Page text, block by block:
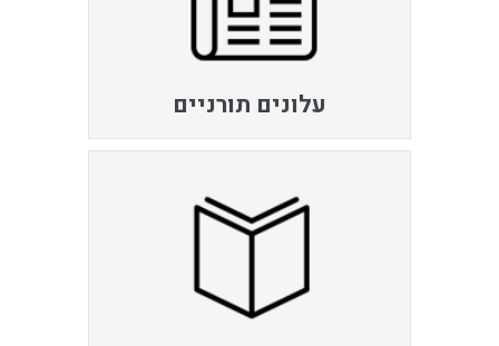
עלונים תורניים